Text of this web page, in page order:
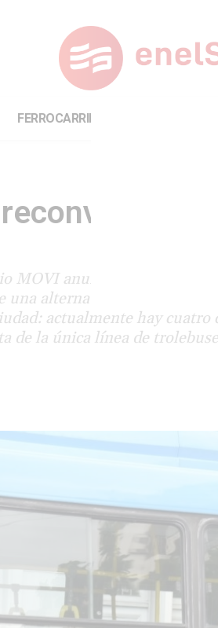
FERROCARRILES
MOVI anunció el llamado a
una alternativa más
actualmente hay cuatro
de la única línea de
en el sector privado por